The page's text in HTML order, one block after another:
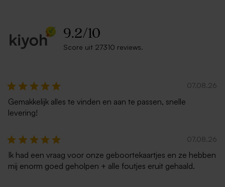
9.2/10
Score uit 27310 reviews.
07.08.26
Gemakkelijk alles te vinden en aan te passen, snelle
levering!
07.08.26
Ik had een vraag voor onze geboortekaartjes en ze hebben
mij enorm goed geholpen + alle foutjes eruit gehaald.